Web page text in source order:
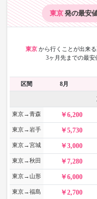
東京 発の最安
東京 から行くことが出来
3ヶ月先までの最安
区間 8月
東京→青森 6,200
東京→岩手 5,730
東京→宮城 3,000
東京→秋田 7,280
東京→山形 6,000
東京→福島 2,700